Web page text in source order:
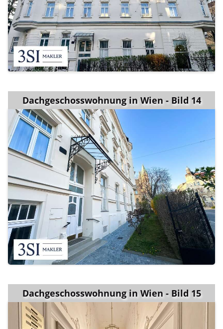
Dachgeschosswohnung in Wien - Bild 14
Dachgeschosswohnung in Wien - Bild 15